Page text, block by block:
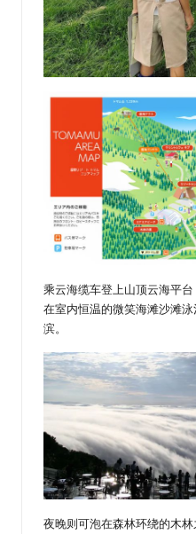
乘云海缆车登上山顶云海平
在室内恒温的微笑海滩沙滩
滨。
夜晚则可泡在森林环绕的木